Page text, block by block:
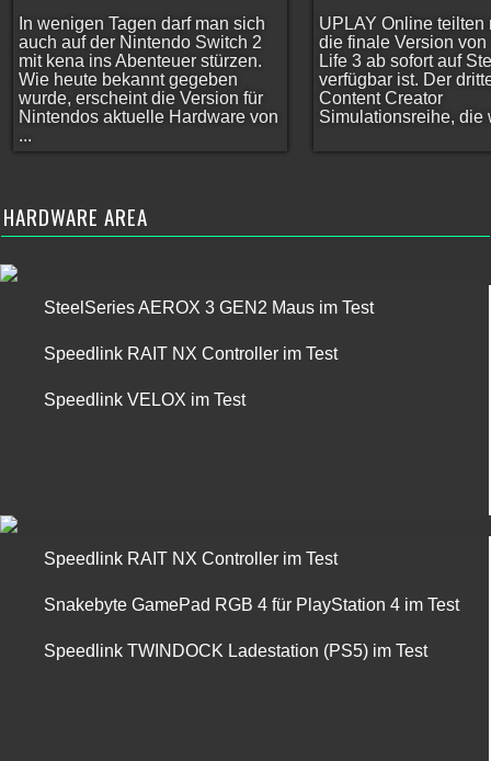
In wenigen Tagen darf man sich
auch auf der Nintendo Switch 2
mit kena ins Abenteuer stürzen.
Wie heute bekannt gegeben
wurde, erscheint die Version für
Nintendos aktuelle Hardware von
...
UPLAY Online teilten
die finale Version von
Life 3 ab sofort auf
verfügbar ist. Der
Content Creator
Simulationsreihe, die
HARDWARE AREA
SteelSeries AEROX 3 GEN2 Maus im Test
Speedlink RAIT NX Controller im Test
Speedlink VELOX im Test
Speedlink RAIT NX Controller im Test
Snakebyte GamePad RGB 4 für PlayStation 4 im Test
Speedlink TWINDOCK Ladestation (PS5) im Test